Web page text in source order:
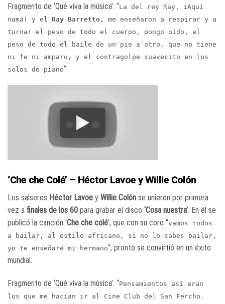
Fragmento de ‘Qué viva la música’: “La del rey Ray, iAquí
namá! y el Ray Barretto,
me enseñaron a respirar y a
turnar el peso de todo el cuerpo, pongo oído, el
peso de todo el baile de un pie a otro, que no tiene
ni fe ni amparo, y el contragolpe suavecito en los
solos de piano”.
‘Che che Colé’ – Héctor Lavoe y Willie Colón
Los salseros Héctor Lavoe y Willie Colón se unieron por primera
vez a finales de los 60 para grabar el disco ‘Cosa nuestra’. En él se
publicó la canción ‘Che che colé’, que con su coro “vamos todos
a bailar, al estilo africano, si no lo sabes bailar,
yo te enseñaré mi hermano”, pronto se convirtió en un éxito
mundial.
Fragmento de ‘Qué viva la música’: “Pensamientos así eran
los que me hacían ir al Cine Club del San Fercho.